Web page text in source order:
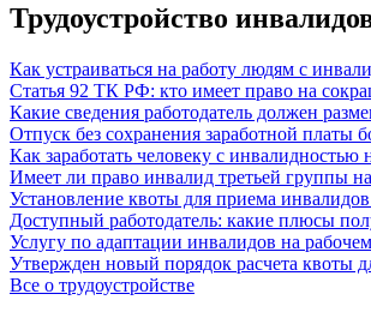
Трудоустройство
Как устраиваться на работу людям с
Статья 92 ТК РФ: кто имеет право на
Какие сведения работодатель должен
Отпуск без сохранения заработной платы
Как заработать человеку с инвалидностью
Имеет ли право инвалид третьей группы
Установление квоты для приема инвалидов
Доступный работодатель: какие плюсы
Услугу по адаптации инвалидов на
Утвержден новый порядок расчета квоты
Все о трудоустройстве